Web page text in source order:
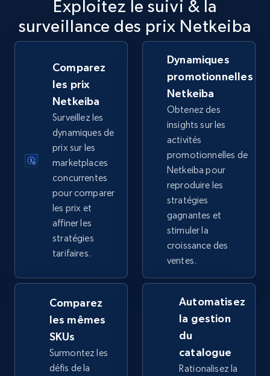
5.6K+ 877+ Commencer
TikTok Shop
URL, Title, Available, Description, Currency, Initial
price, Final price, Discount percent, and more.
5.4K+ 668+ Commencer
URL, Title, Available, Description, Currency, Initial
price, Final price, Discount percent, and more.
5.4K+ Commencer
TikTok Shop - Collect TikTok shop products
by keywords search
URL, Title, Available, Description, Currency, Initial
price, Final price, Discount percent, and more.
Exploitez le suivi & la
surveillance des prix Netkeiba
Comparez
les prix
Netkeiba
Surveillez les
dynamiques de
prix sur les
marketplaces
concurrentes
pour comparer
les prix et
affiner les
stratégies
tarifaires.
Dynamiques
promotionnelles
Netkeiba
Obtenez des
insights sur les
activités
promotionnelles de
Netkeiba pour
reproduire les
stratégies
gagnantes et
stimuler la
croissance des
ventes.
Comparez
les mêmes
SKUs
Surmontez les
défis de la
Automatisez
la gestion
du
catalogue
Rationalisez la